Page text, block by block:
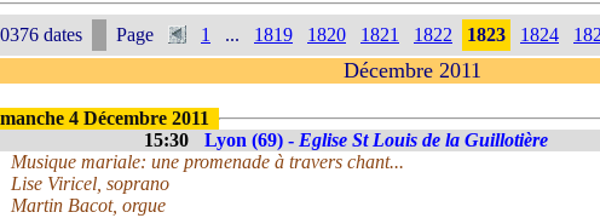
dates Page 1 ... 1819 1820 1821 1822 1823 1824
Décembre 2011
4 Décembre 2011
15:30
Lyon (69) - Eglise St Louis de la Guillotière
Musique mariale: une promenade à travers chant...
Lise Viricel, soprano
Martin Bacot, orgue